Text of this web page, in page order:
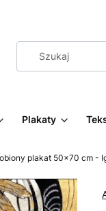
Plakaty
plakat 50x70 cm -